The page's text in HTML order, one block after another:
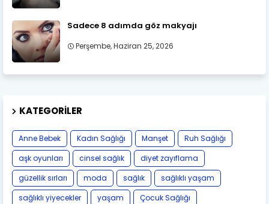
Sadece 8 adımda göz makyajı
Perşembe, Haziran 25, 2026
KATEGORILER
Anne Bebek Kadın Sağlığı Manşet
Ruh Sağlığı
aşk oyunları
cinsel sağlık
diyet zayıflama
güzellik sırları
moda sağlık
sağlıklı yaşam
sağlıklı yiyecekler
yaşam Çocuk Sağlığı